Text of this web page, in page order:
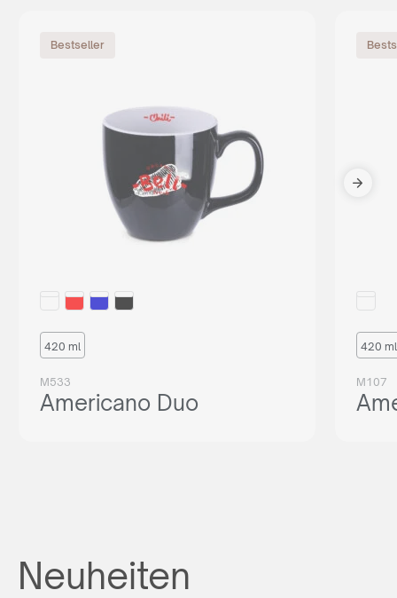
Bestseller
420 ml
M533
Americano Duo
420 ml
M107
Neuheiten